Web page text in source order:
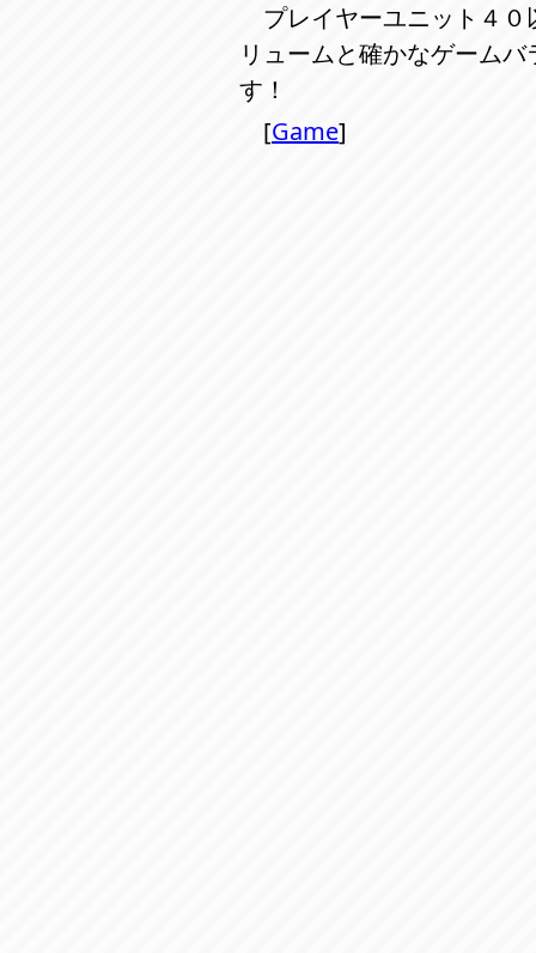
プレイヤーユニット４
リュームと確かなゲーム
す！
[Game]